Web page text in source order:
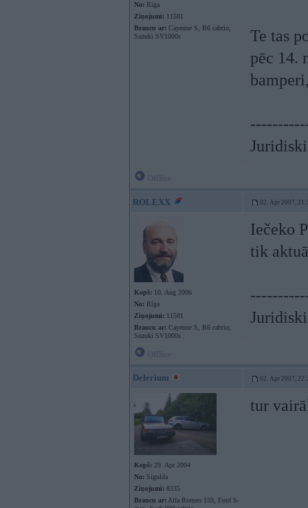
No: Rīga
Ziņojumi: 11581
Braucu ar: Cayenne S, B6 cabrio;
Suzuki SV1000s
Te tas
pēc 14.
ROLEXX 02. Apr 2007,
Kopš: 10. Aug 2006
No: Rīga
Ziņojumi: 11581
Braucu ar: Cayenne S, B6 cabrio;
Suzuki SV1000s
Iečeko
tik
Delerium 02. Apr 2007,
Kopš: 29. Apr 2004
No: Sigulda
Ziņojumi: 8335
Braucu ar: Alfa Romeo 159, Ford S-
tur